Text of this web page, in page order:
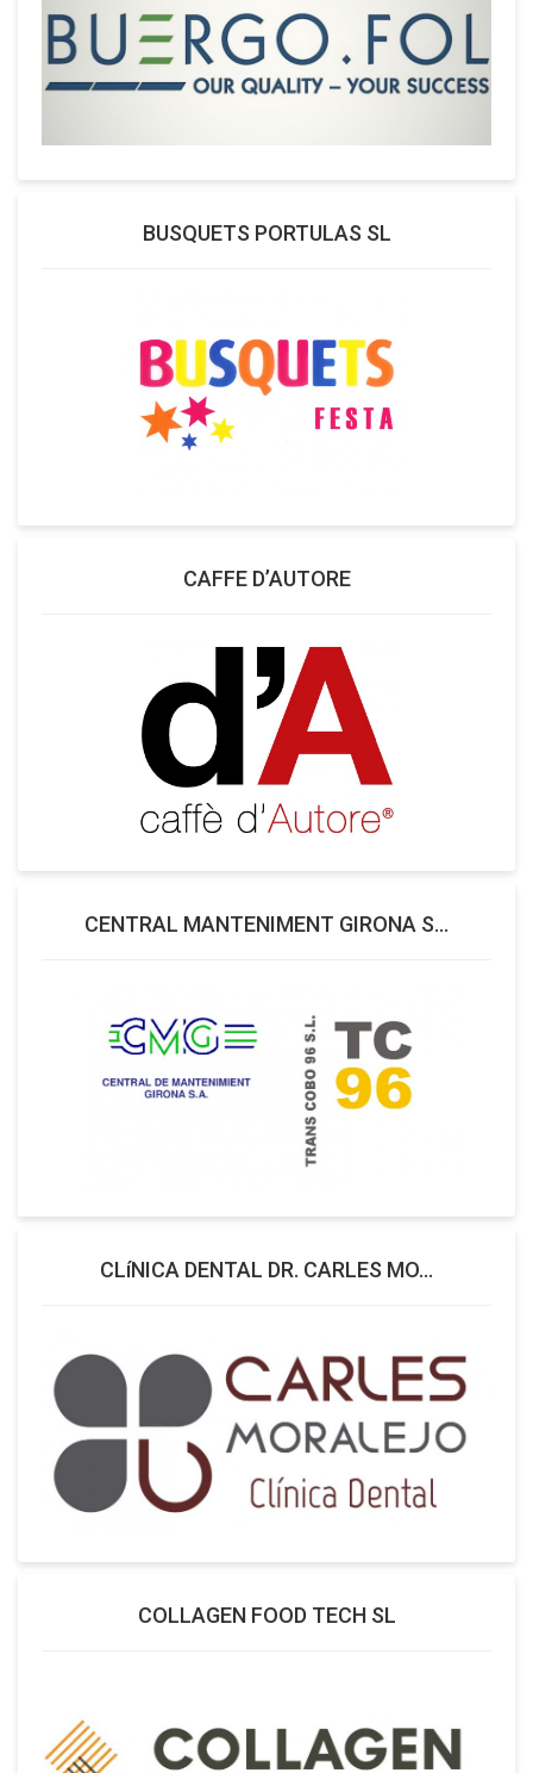
BUSQUETS PORTULAS SL
CAFFE D’AUTORE
CENTRAL MANTENIMENT GIRONA S...
CLíNICA DENTAL DR. CARLES MO...
COLLAGEN FOOD TECH SL